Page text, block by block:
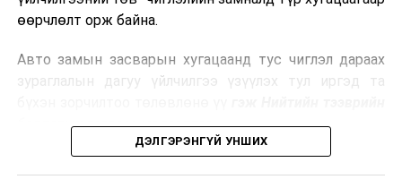
боловсруулах үйлдвэрүүдээр дулаан, цахилгаан
Ийнхүү лаг хатаах, шатаах технологийг лагийн
улсад өргөн ашиглаж байна.
өөрчлөлт орж байна.
Авто замын засварын хугацаанд тус чиглэл дараах
зураглалын дагуу үйлчилгээ үзүүлэх тул иргэд та
бодлогын газраас мэдээллээ.
ДЭЛГЭРЭНГҮЙ УНШИХ